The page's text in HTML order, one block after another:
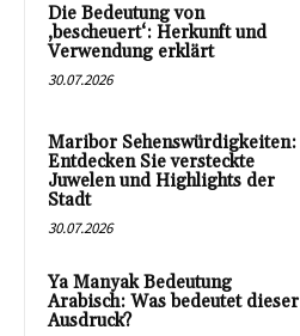
Die Bedeutung von
‚bescheuert‘: Herkunft und
Verwendung erklärt
30.07.2026
Maribor Sehenswürdigkeiten:
Entdecken Sie versteckte
Juwelen und Highlights der
Stadt
30.07.2026
Ya Manyak Bedeutung
Arabisch: Was bedeutet dieser
Ausdruck?